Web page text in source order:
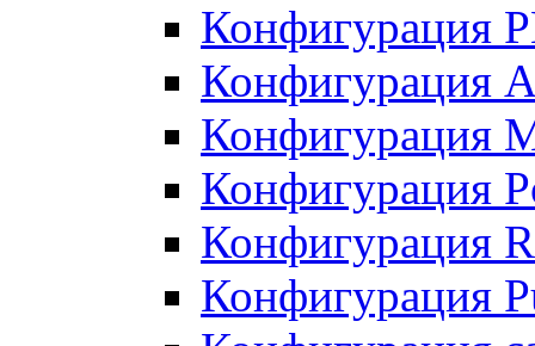
Конфигурация
Конфигурация
Конфигурация
Конфигурация
Конфигурация
Конфигурация